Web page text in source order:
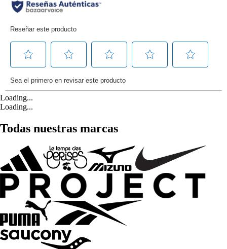
Loading...
Loading...
Todas nuestras marcas